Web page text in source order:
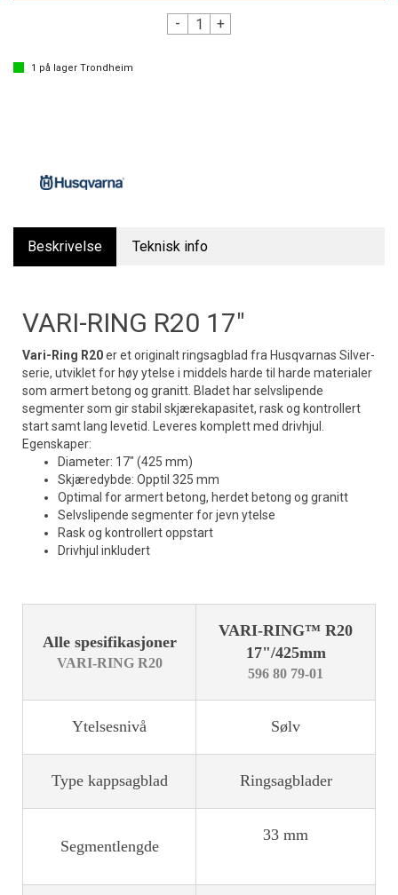
- +
1 på lager Trondheim
Beskrivelse Teknisk info
VARI-RING R20 17"
Vari-Ring R20er et originalt ringsagblad fra Husqvarnas Silver-
serie, utviklet for høy ytelse i middels harde til harde materialer
som armert betong og granitt. Bladet har selvslipende
segmenter som gir stabil skjærekapasitet, rask og kontrollert
start samt lang levetid. Leveres komplett med drivhjul.
Egenskaper:
Diameter: 17" (425 mm)
Skjæredybde: Opptil 325 mm
Optimal for armert betong, herdet betong og granitt
Selvslipende segmenter for jevn ytelse
Rask og kontrollert oppstart
Drivhjul inkludert
Alle spesifikasjoner
VARI-RING R20
VARI-RING™ R20
17"/425mm
596 80 79-01
Ytelsesnivå Sølv
Type kappsagblad Ringsagblader
Segmentlengde
33 mm